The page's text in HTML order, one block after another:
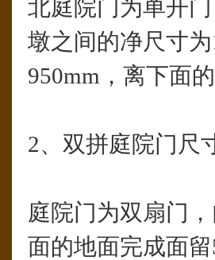
北庭院门为单开
墩之间的净尺寸
950mm，离下面
2、双拼庭院门尺
庭院门为双扇门
面的地面完成面留